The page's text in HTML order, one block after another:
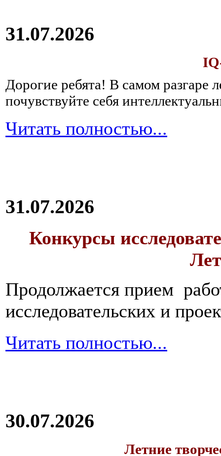
31.07.2026
Дорогие ребята! В самом разгаре
почувствуйте себя
Читать полностью...
31.07.2026
Конкурсы
Продолжается прием
исследовательских и
Читать полностью...
30.07.2026
Летние